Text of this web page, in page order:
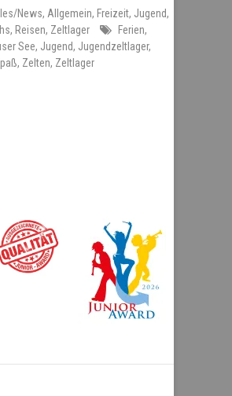
News, Allgemein, Freizeit, Jugend,
, Reisen, Zeltlager Ferien,
See, Jugend, Jugendzeltlager,
, Zelten, Zeltlager